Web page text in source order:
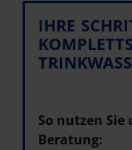
IHRE
So nutzen
Beratung: